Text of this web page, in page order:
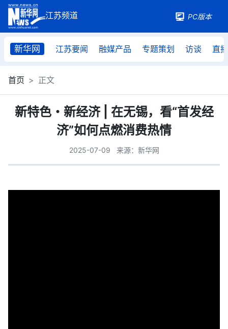
PC版本
新华网 江苏要闻 融媒产品 专题策划 访谈 直播
首页 正文
新特色・新经济 | 在无锡，看“首发经
济”如何点燃消费热情
2025-07-09 来源：新华网